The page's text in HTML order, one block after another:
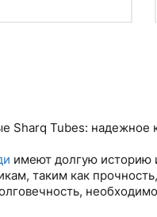
Sharq Tubes: надежное
имеют долгую историю
таким как